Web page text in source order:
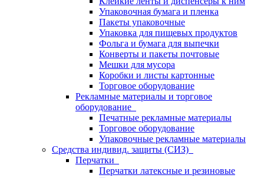
Упаковочная бумага и пленка
Пакеты упаковочные
Упаковка для пищевых продуктов
Фольга и бумага для выпечки
Конверты и пакеты почтовые
Мешки для мусора
Коробки и листы картонные
Торговое оборудование
Рекламные материалы и торговое
оборудование
Печатные рекламные материалы
Торговое оборудование
Упаковочные рекламные материалы
Средства индивид. защиты (СИЗ)
Перчатки
Перчатки латексные и резиновые